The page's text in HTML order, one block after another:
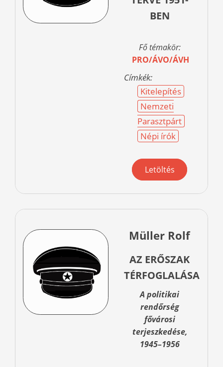
BEN
Fő témakör:
PRO/ÁVO/ÁVH
Címkék:
Kitelepítés
Nemzeti
Parasztpárt
Népi írók
Letöltés
Müller Rolf
AZ ERŐSZAK
TÉRFOGLALÁSA
A politikai
rendőrség
fővárosi
terjeszkedése,
1945–1956